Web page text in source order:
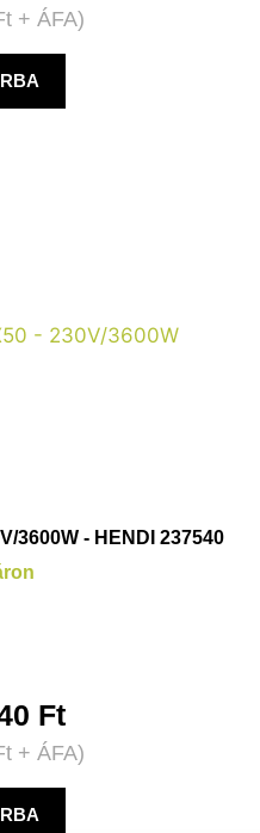
+ ÁFA)
3600W - HENDI 237540
Ft
+ ÁFA)